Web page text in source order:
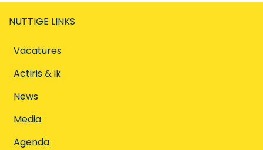
NUTTIGE LINKS
Vacatures
Actiris & ik
News
Media
Agenda